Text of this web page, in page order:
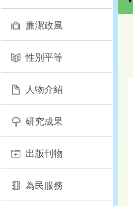
廉潔政風
性別平等
人物介紹
研究成果
出版刊物
為民服務